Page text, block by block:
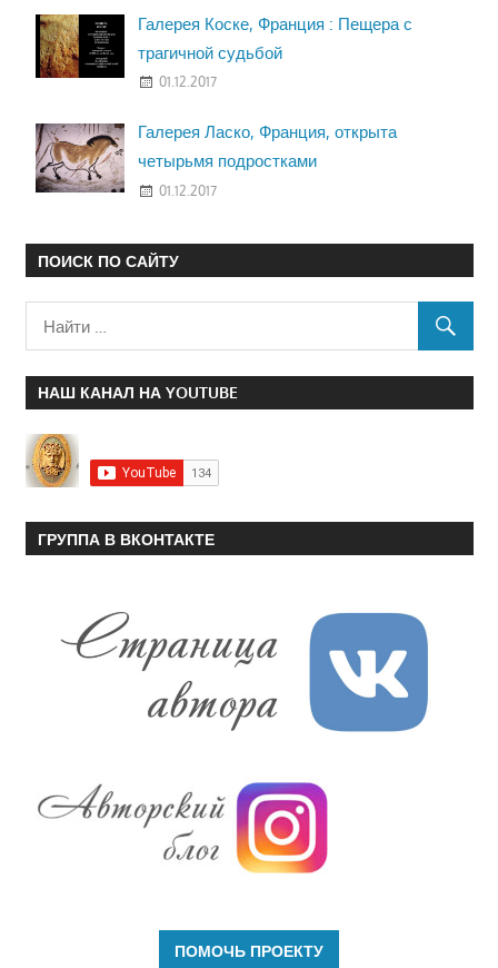
Галерея Коске, Франция : Пещера с
трагичной судьбой
01.12.2017
Галерея Ласко, Франция, открыта
четырьмя подростками
01.12.2017
ПОИСК ПО САЙТУ
НАШ КАНАЛ НА YOUTUBE
ГРУППА В ВКОНТАКТЕ